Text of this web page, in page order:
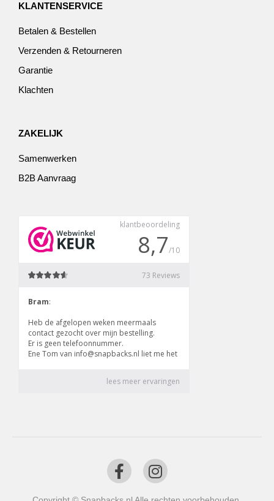
KLANTENSERVICE
Betalen & Bestellen
Verzenden & Retourneren
Garantie
Klachten
ZAKELIJK
Samenwerken
B2B Aanvraag